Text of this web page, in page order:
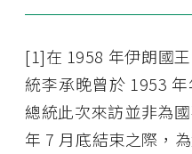
[1]在 1958 年伊朗國
統李承晚曾於 1953
總統此次來訪並非為
年 7 月底結束之際，